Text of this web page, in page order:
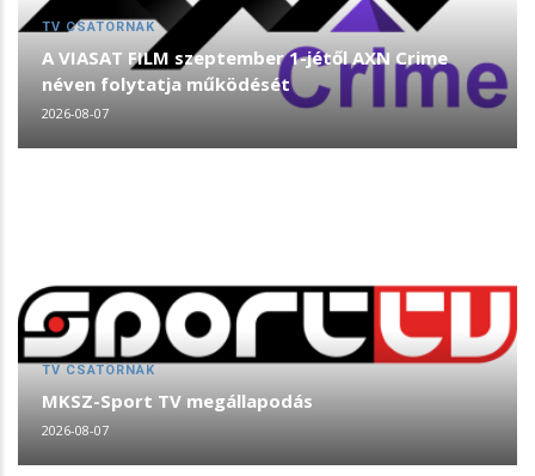
TV CSATORNÁK
A VIASAT FILM szeptember 1-jétől AXN Crime
néven folytatja működését
2026-08-07
TV CSATORNÁK
MKSZ-Sport TV megállapodás
2026-08-07